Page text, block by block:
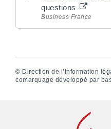
questions
Business France
© Direction de l’information
comarquage developpé par